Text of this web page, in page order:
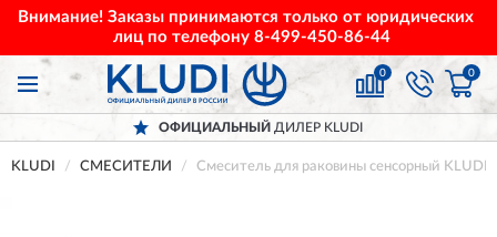
Внимание! Заказы принимаются только от юридических
лиц по телефону 8-499-450-86-44
0 0
ОФИЦИАЛЬНЫЙ ДИЛЕР KLUDI
KLUDI СМЕСИТЕЛИ Смеситель для раковины сенсорный KLUDI